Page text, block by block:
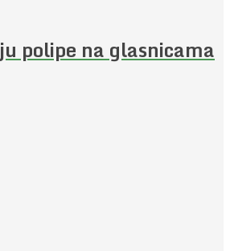
polipe na glasnicama